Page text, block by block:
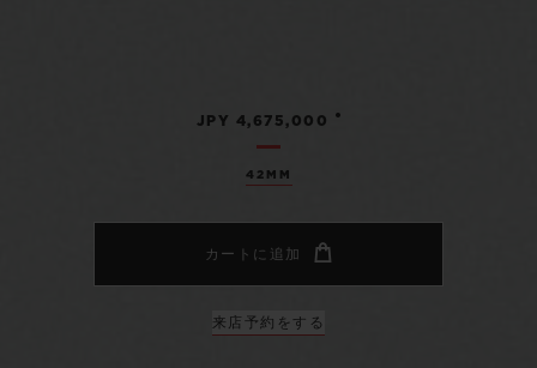
42MM
JPY 4,675,000 •
カートに追加
来店予約をする